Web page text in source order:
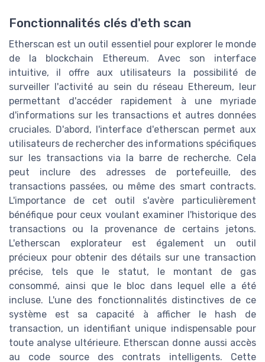
Fonctionnalités clés d'eth scan
Etherscan est un outil essentiel pour explorer le monde
de la blockchain Ethereum. Avec son interface
intuitive, il offre aux utilisateurs la possibilité de
surveiller l'activité au sein du réseau Ethereum, leur
permettant d'accéder rapidement à une myriade
d'informations sur les transactions et autres données
cruciales. D'abord, l'interface d'etherscan permet aux
utilisateurs de rechercher des informations spécifiques
sur les transactions via la barre de recherche. Cela
peut inclure des adresses de portefeuille, des
transactions passées, ou même des smart contracts.
L'importance de cet outil s'avère particulièrement
bénéfique pour ceux voulant examiner l'historique des
transactions ou la provenance de certains jetons.
L'etherscan explorateur est également un outil
précieux pour obtenir des détails sur une transaction
précise, tels que le statut, le montant de gas
consommé, ainsi que le bloc dans lequel elle a été
incluse. L'une des fonctionnalités distinctives de ce
système est sa capacité à afficher le hash de
transaction, un identifiant unique indispensable pour
toute analyse ultérieure. Etherscan donne aussi accès
au code source des contrats intelligents. Cette